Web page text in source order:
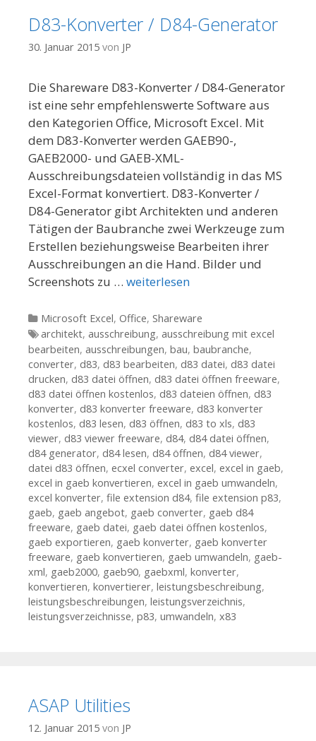
D83-Konverter / D84-Generator
30. Januar 2015 von JP
Die Shareware D83-Konverter / D84-Generator
ist eine sehr empfehlenswerte Software aus
den Kategorien Office, Microsoft Excel. Mit
dem D83-Konverter werden GAEB90-,
GAEB2000- und GAEB-XML-
Ausschreibungsdateien vollständig in das MS
Excel-Format konvertiert. D83-Konverter /
D84-Generator gibt Architekten und anderen
Tätigen der Baubranche zwei Werkzeuge zum
Erstellen beziehungsweise Bearbeiten ihrer
Ausschreibungen an die Hand. Bilder und
Screenshots zu … weiterlesen
Kategorien
Microsoft Excel, Office, Shareware
Tags
architekt, ausschreibung, ausschreibung mit excel
bearbeiten, ausschreibungen, bau, baubranche,
converter, d83, d83 bearbeiten, d83 datei, d83 datei
drucken, d83 datei öffnen, d83 datei öffnen freeware,
d83 datei öffnen kostenlos, d83 dateien öffnen, d83
konverter, d83 konverter freeware, d83 konverter
kostenlos, d83 lesen, d83 öffnen, d83 to xls, d83
viewer, d83 viewer freeware, d84, d84 datei öffnen,
d84 generator, d84 lesen, d84 öffnen, d84 viewer,
datei d83 öffnen, ecxel converter, excel, excel in gaeb,
excel in gaeb konvertieren, excel in gaeb umwandeln,
excel konverter, file extension d84, file extension p83,
gaeb, gaeb angebot, gaeb converter, gaeb d84
freeware, gaeb datei, gaeb datei öffnen kostenlos,
gaeb exportieren, gaeb konverter, gaeb konverter
freeware, gaeb konvertieren, gaeb umwandeln, gaeb-
xml, gaeb2000, gaeb90, gaebxml, konverter,
konvertieren, konvertierer, leistungsbeschreibung,
leistungsbeschreibungen, leistungsverzeichnis,
leistungsverzeichnisse, p83, umwandeln, x83
ASAP Utilities
12. Januar 2015 von JP